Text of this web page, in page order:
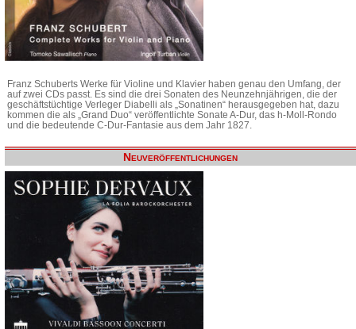
Franz Schuberts Werke für Violine und Klavier haben genau den Umfang, der
auf zwei CDs passt. Es sind die drei Sonaten des Neunzehnjährigen, die der
geschäftstüchtige Verleger Diabelli als „Sonatinen“ herausgegeben hat, dazu
kommen die als „Grand Duo“ veröffentlichte Sonate A-Dur, das h-Moll-Rondo
und die bedeutende C-Dur-Fantasie aus dem Jahr 1827.
Neuveröffentlichungen